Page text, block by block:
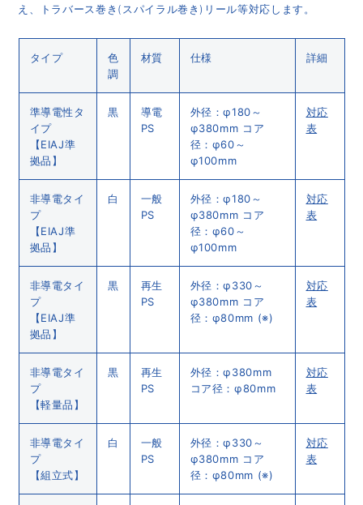
え、トラバース巻き(スパイラル巻き)リール等対応します。
タイプ
色
調
材質 仕様 詳細
準導電性タ
イプ
【EIAJ準
拠品】
黒
導電
PS
外径：φ180～
φ380mm コア
径：φ60～
φ100mm
対応
表
非導電タイ
プ
【EIAJ準
拠品】
白
一般
PS
外径：φ180～
φ380mm コア
径：φ60～
φ100mm
対応
表
非導電タイ
プ
【EIAJ準
拠品】
黒
再生
PS
外径：φ330～
φ380mm コア
径：φ80mm (※)
対応
表
非導電タイ
プ
【軽量品】
黒
再生
PS
外径：φ380mm
コア径：φ80mm
対応
表
非導電タイ
プ
【組立式】
白
一般
PS
外径：φ330～
φ380mm コア
径：φ80mm (※)
対応
表